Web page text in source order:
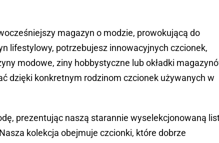
magazyn o modzie, prowokującą do
lifestylowy, potrzebujesz innowacyjnych czcionek,
modowe, ziny hobbystyczne lub okładki
dzięki konkretnym rodzinom czcionek używanych w
prezentując naszą starannie wyselekcjonowaną
kolekcja obejmuje czcionki, które dobrze